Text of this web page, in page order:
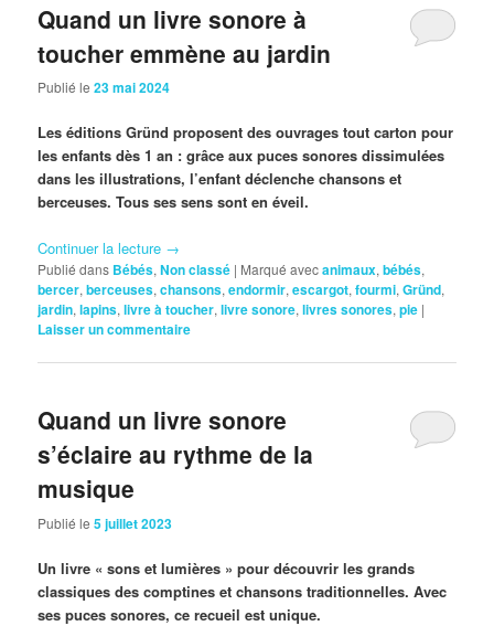
Quand un livre sonore à
toucher emmène au jardin
Publié le23 mai 2024
Les éditions Gründ proposent des ouvrages tout carton pour
les enfants dès 1 an : grâce aux puces sonores dissimulées
dans les illustrations, l’enfant déclenche chansons et
berceuses. Tous ses sens sont en éveil.
Continuer la lecture →
Publié dans Bébés,Non classé | Marqué avecanimaux,bébés,
bercer,berceuses,chansons,endormir,escargot,fourmi,Gründ,
jardin,lapins,livre à toucher,livre sonore,livres sonores,pie |
Laisser un commentaire
Quand un livre sonore
s’éclaire au rythme de la
musique
Publié le5 juillet 2023
Un livre « sons et lumières » pour découvrir les grands
classiques des comptines et chansons traditionnelles. Avec
ses puces sonores, ce recueil est unique.